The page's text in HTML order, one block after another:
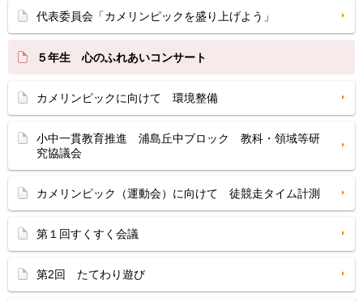
代表委員会「カメリンピックを盛り上げよう」
５年生 心のふれあいコンサート
カメリンピックに向けて 環境整備
小中一貫教育推進 浦島丘中ブロック 教科・領域等研
究協議会
カメリンピック（運動会）に向けて 徒競走タイム計測
第１回すくすく会議
第2回 たてわり遊び